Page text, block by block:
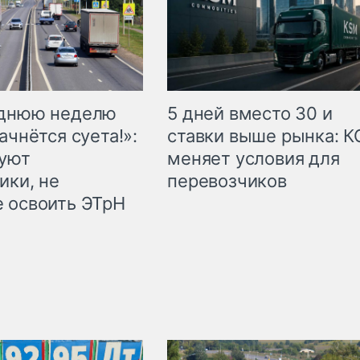
неделю
суета!»:
не
освоить ЭТрН
5 дней вместо 30 и
ставки выше рынка:
меняет условия для
перевозчиков